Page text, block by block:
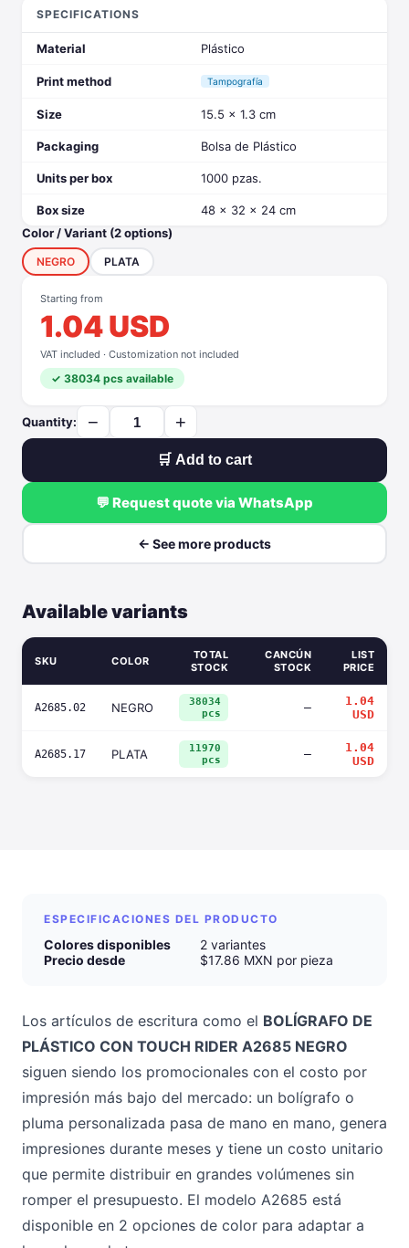
SPECIFICATIONS
Material Plástico
Print method Tampografía
Size 15.5 x 1.3 cm
Packaging Bolsa de Plástico
Units per box 1000 pzas.
Box size
48 x 32 x 24 cm
Color / Variant (2 options)
NEGRO PLATA
Starting from
1.04 USD
VAT included · Customization not included
✓ 38034 pcs available
Quantity: − +
🛒 Add to cart
💬 Request quote via WhatsApp
← See more products
Available variants
SKU COLOR
TOTAL
STOCK
CANCÚN
STOCK
LIST
PRICE
A2685.02 NEGRO
38034
pcs
—
1.04
USD
A2685.17 PLATA
11970
pcs
—
1.04
USD
ESPECIFICACIONES DEL PRODUCTO
Colores disponibles
2 variantes
Precio desde
$17.86 MXN por pieza
Los artículos de escritura como el BOLÍGRAFO DE
PLÁSTICO CON TOUCH RIDER A2685 NEGRO
siguen siendo los promocionales con el costo por
impresión más bajo del mercado: un bolígrafo o
pluma personalizada pasa de mano en mano, genera
impresiones durante meses y tiene un costo unitario
que permite distribuir en grandes volúmenes sin
romper el presupuesto. El modelo A2685 está
disponible en 2 opciones de color para adaptar a